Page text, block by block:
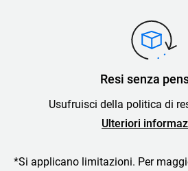
Resi senza
Usufruisci della politica di
Ulteriori
*Si applicano limitazioni. Per